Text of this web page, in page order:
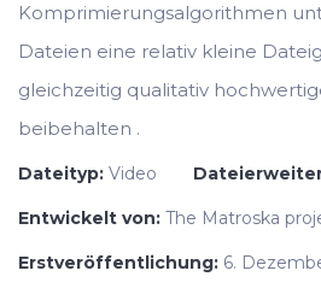
Komprimierungsalgorithmen
Dateien eine relativ kleine
gleichzeitig qualitativ
beibehalten .
Dateityp: Video
Entwickelt von: The Matroska
Erstveröffentlichung: 6.